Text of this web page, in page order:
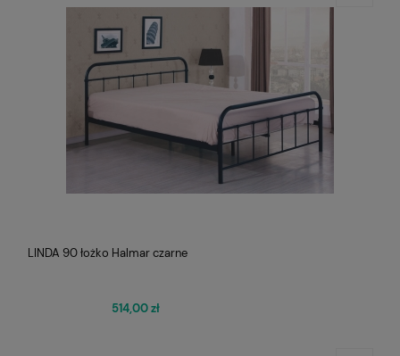
LINDA 90 łożko Halmar czarne
514,00 zł